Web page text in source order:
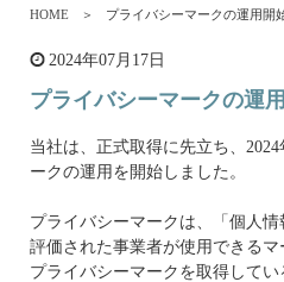
HOME ＞ プライバシーマークの運用開
2024年07月17日
プライバシーマークの運
当社は、正式取得に先立ち、
ークの運用を開始しました。
プライバシーマークは、「個人
評価された事業者が使用できるマ
プライバシーマークを取得して